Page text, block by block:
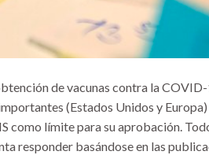
de vacunas contra la
(Estados Unidos y
como límite para su aprobación.
responder basándose en las